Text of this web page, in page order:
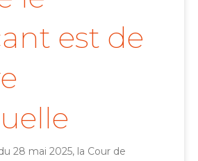
est de
28 mai 2025, la Cour de